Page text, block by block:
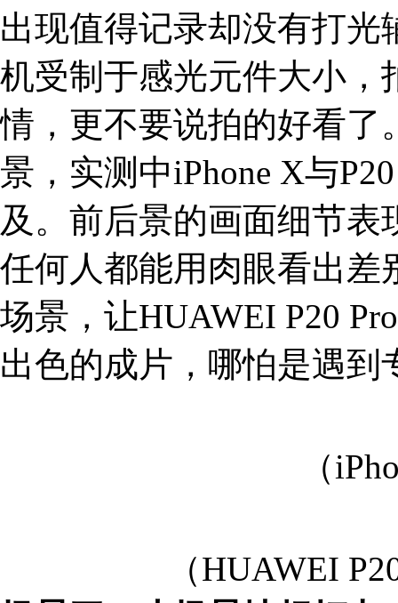
出现值得记录却没有打
机受制于感光元件大小，
情，更不要说拍的好看了
景，实测中iPhone X与
及。前后景的画面细节
任何人都能用肉眼看出差
场景，让HUAWEI P20
出色的成片，哪怕是遇
（
（HUAWEI